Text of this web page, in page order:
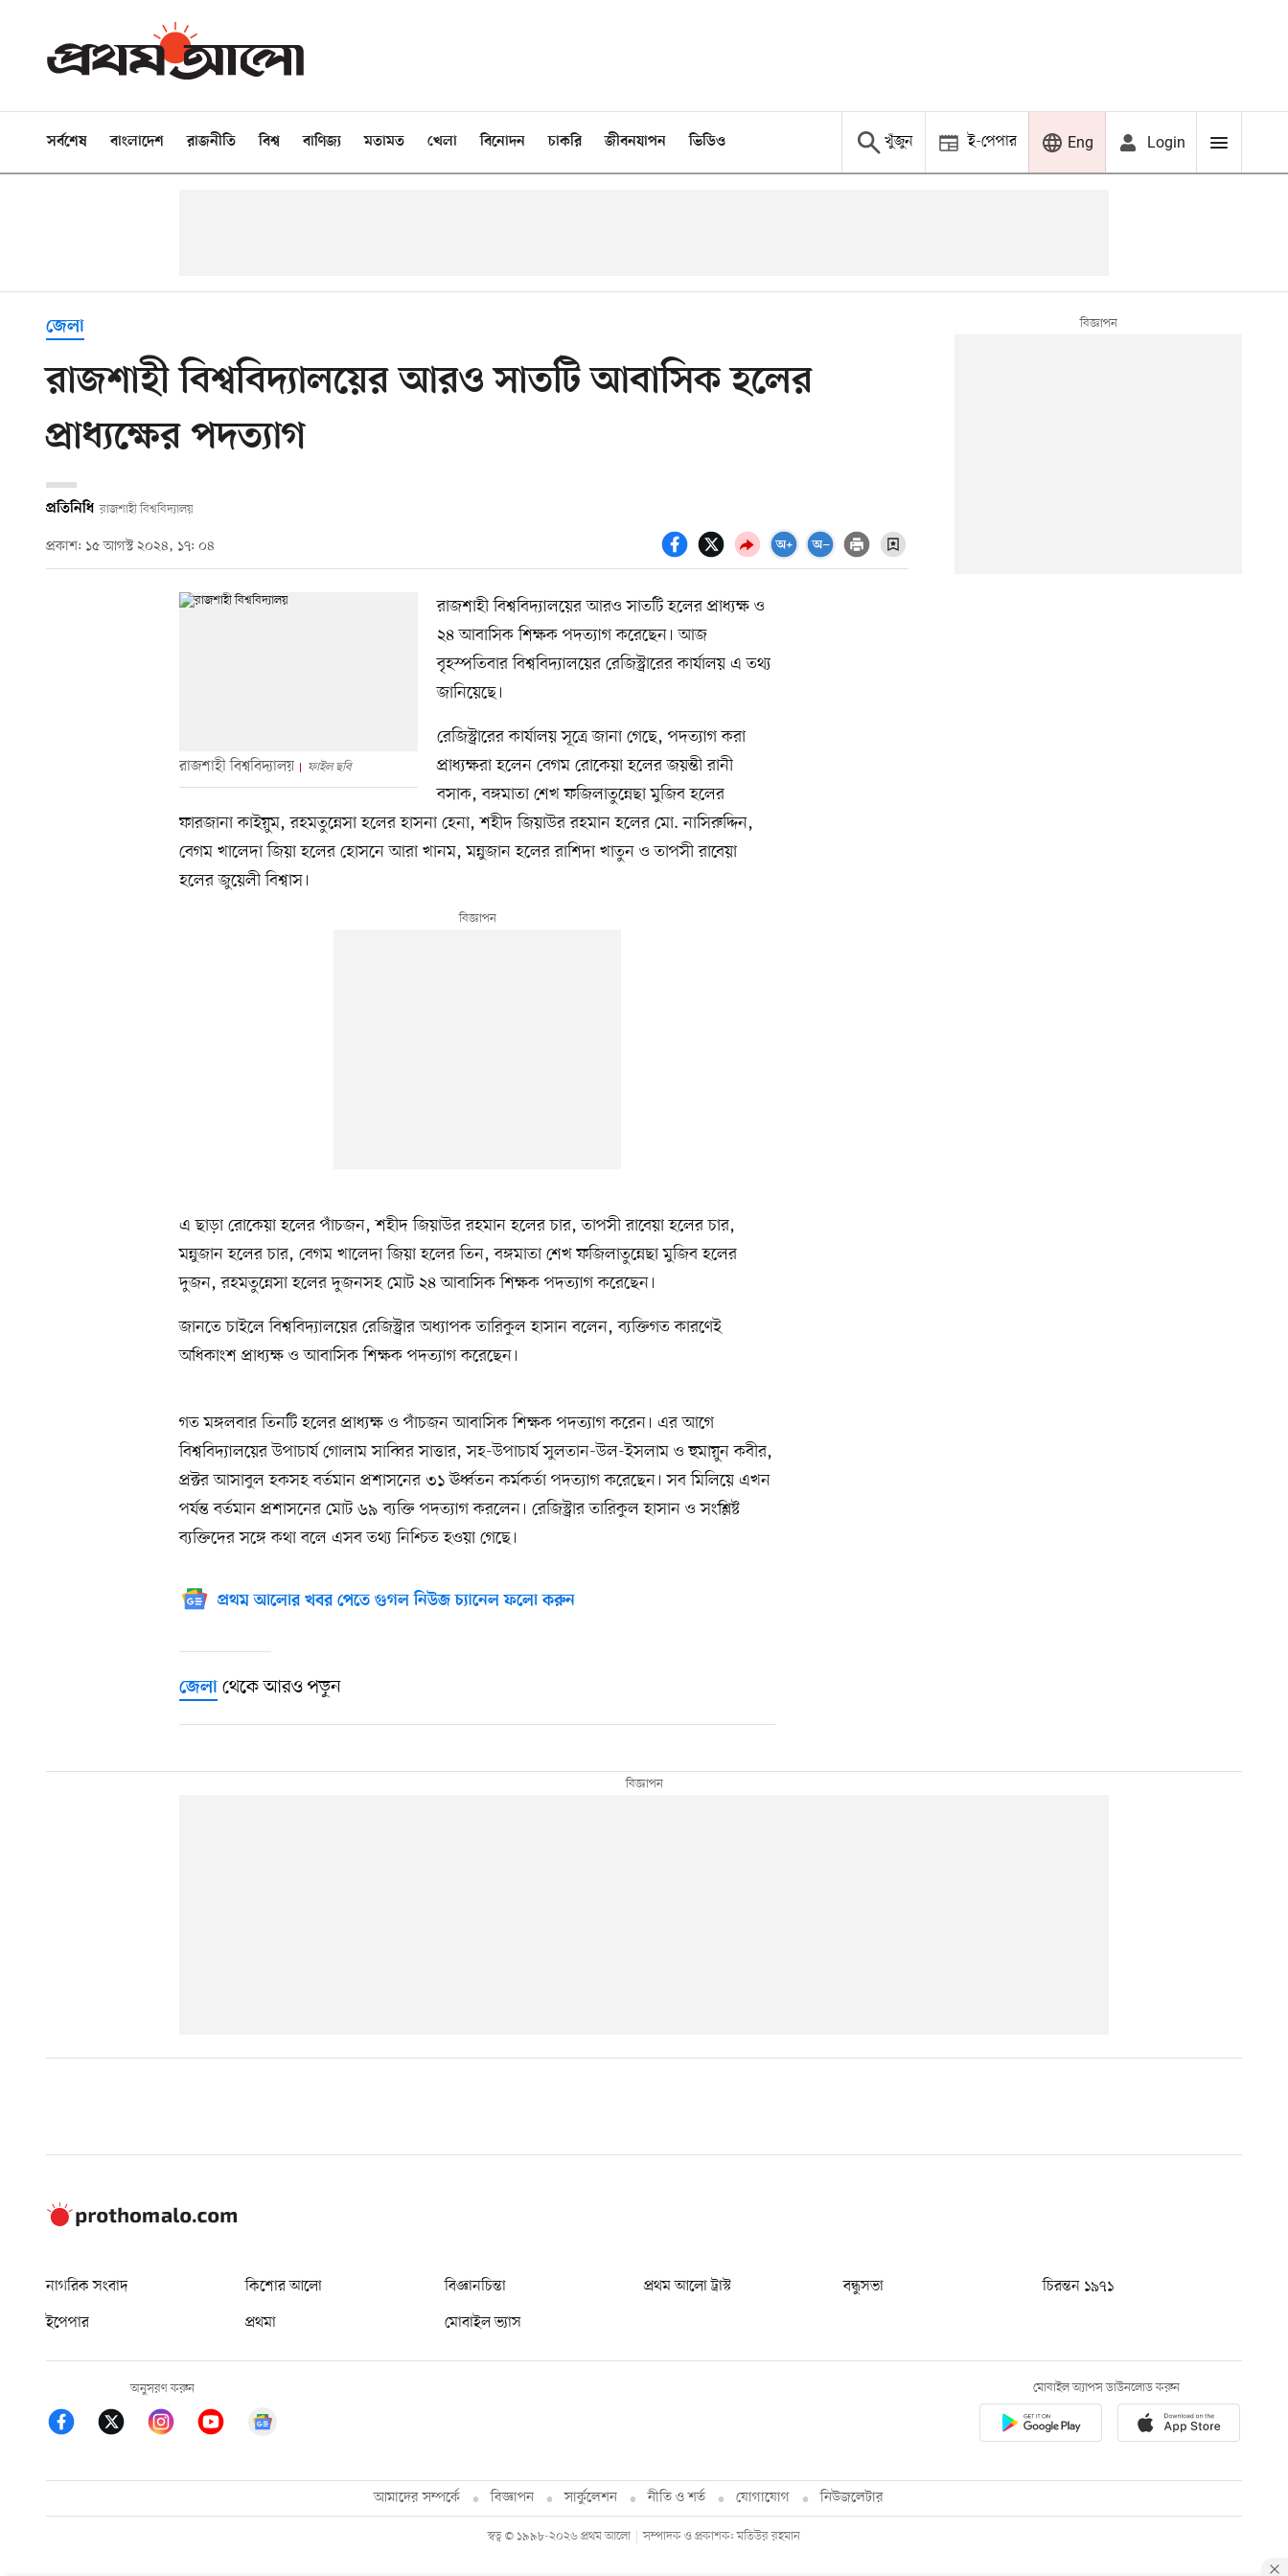
সর্বশেষ বাংলাদেশ রাজনীতি বিশ্ব বাণিজ্য মতামত খেলা বিনোদন চাকরি জীবনযাপন ভিডিও খুঁজুন ই-পেপার Eng Login
জেলা
রাজশাহী বিশ্ববিদ্যালয়ের আরও সাতটি আবাসিক হলের
প্রাধ্যক্ষের পদত্যাগ
প্রতিনিধি রাজশাহী বিশ্ববিদ্যালয়
প্রকাশ: ১৫ আগস্ট ২০২৪, ১৭: ০৪
রাজশাহী বিশ্ববিদ্যালয় ফাইল ছবি
রাজশাহী বিশ্ববিদ্যালয়ের আরও সাতটি হলের প্রাধ্যক্ষ ও
২৪ আবাসিক শিক্ষক পদত্যাগ করেছেন। আজ
বৃহস্পতিবার বিশ্ববিদ্যালয়ের রেজিস্ট্রারের কার্যালয় এ তথ্য
জানিয়েছে।
রেজিস্ট্রারের কার্যালয় সূত্রে জানা গেছে, পদত্যাগ করা
প্রাধ্যক্ষরা হলেন বেগম রোকেয়া হলের জয়ন্তী রানী
বসাক, বঙ্গমাতা শেখ ফজিলাতুন্নেছা মুজিব হলের
ফারজানা কাইয়ুম, রহমতুন্নেসা হলের হাসনা হেনা, শহীদ জিয়াউর রহমান হলের মো. নাসিরুদ্দিন,
বেগম খালেদা জিয়া হলের হোসনে আরা খানম, মন্নুজান হলের রাশিদা খাতুন ও তাপসী রাবেয়া
হলের জুয়েলী বিশ্বাস।
এ ছাড়া রোকেয়া হলের পাঁচজন, শহীদ জিয়াউর রহমান হলের চার, তাপসী রাবেয়া হলের চার,
মন্নুজান হলের চার, বেগম খালেদা জিয়া হলের তিন, বঙ্গমাতা শেখ ফজিলাতুন্নেছা মুজিব হলের
দুজন, রহমতুন্নেসা হলের দুজনসহ মোট ২৪ আবাসিক শিক্ষক পদত্যাগ করেছেন।
জানতে চাইলে বিশ্ববিদ্যালয়ের রেজিস্ট্রার অধ্যাপক তারিকুল হাসান বলেন, ব্যক্তিগত কারণেই
অধিকাংশ প্রাধ্যক্ষ ও আবাসিক শিক্ষক পদত্যাগ করেছেন।
গত মঙ্গলবার তিনটি হলের প্রাধ্যক্ষ ও পাঁচজন আবাসিক শিক্ষক পদত্যাগ করেন। এর আগে
বিশ্ববিদ্যালয়ের উপাচার্য গোলাম সাব্বির সাত্তার, সহ-উপাচার্য সুলতান-উল-ইসলাম ও হুমায়ুন কবীর,
প্রক্টর আসাবুল হকসহ বর্তমান প্রশাসনের ৩১ ঊর্ধ্বতন কর্মকর্তা পদত্যাগ করেছেন। সব মিলিয়ে এখন
পর্যন্ত বর্তমান প্রশাসনের মোট ৬৯ ব্যক্তি পদত্যাগ করলেন। রেজিস্ট্রার তারিকুল হাসান ও সংশ্লিষ্ট
ব্যক্তিদের সঙ্গে কথা বলে এসব তথ্য নিশ্চিত হওয়া গেছে।
প্রথম আলোর খবর পেতে গুগল নিউজ চ্যানেল ফলো করুন
জেলা থেকে আরও পড়ুন
নাগরিক সংবাদ কিশোর আলো বিজ্ঞানচিন্তা প্রথম আলো ট্রাস্ট বন্ধুসভা
চিরন্তন ১৯৭১
ইপেপার
প্রথমা মোবাইল ভ্যাস
অনুসরণ করুন মোবাইল অ্যাপস ডাউনলোড করুন
আমাদের সম্পর্কে বিজ্ঞাপন সার্কুলেশন নীতি ও শর্ত যোগাযোগ নিউজলেটার
স্বত্ব © ১৯৯৮-২০২৬ প্রথম আলো সম্পাদক ও প্রকাশক: মতিউর রহমান